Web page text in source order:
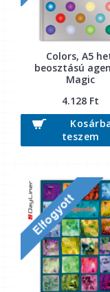
Colors, A5
beosztású
Magic
4.128 Ft
teszem